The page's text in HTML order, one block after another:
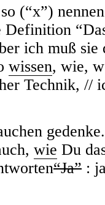
(“x”)
Definition
ich muß sie
wissen, wie,
Technik, //
wie Du
“Ja” :